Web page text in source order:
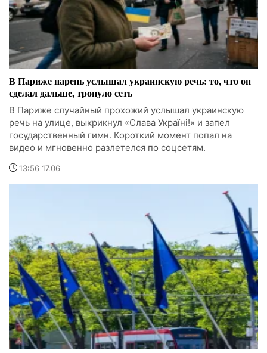
В Париже парень услышал украинскую речь: то, что он
сделал дальше, тронуло сеть
В Париже случайный прохожий услышал украинскую
речь на улице, выкрикнул «Слава Україні!» и запел
государственный гимн. Короткий момент попал на
видео и мгновенно разлетелся по соцсетям.
13:56 17.06